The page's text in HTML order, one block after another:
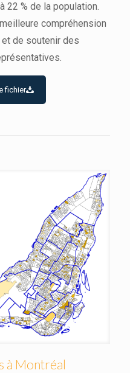
22 % de la population.
compréhension
de soutenir des
fichier
à Montréal